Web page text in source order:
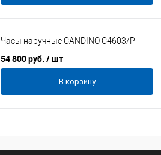
Часы наручные CANDINO C4603/P
54 800 руб. / шт
В корзину